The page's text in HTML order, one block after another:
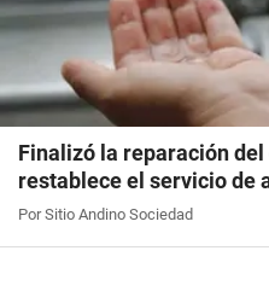
Finalizó la reparación
restablece el servicio de
Por Sitio Andino Sociedad